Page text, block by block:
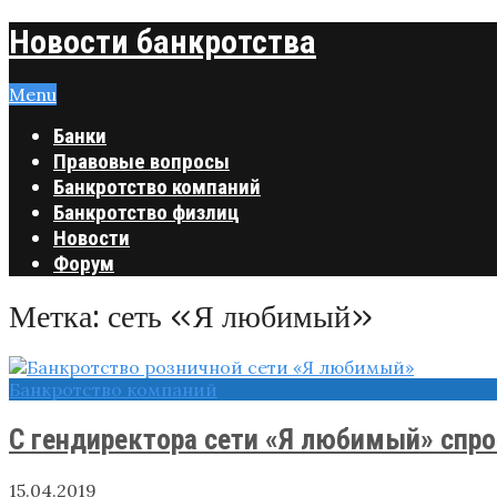
Новости банкротства
Menu
Банки
Правовые вопросы
Банкротство компаний
Банкротство физлиц
Новости
Форум
Метка: сеть «Я любимый»
Банкротство компаний
C гендиректора сети «Я любимый»
15.04.2019